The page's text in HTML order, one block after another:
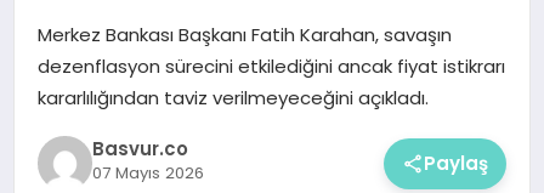
KRIPTO HABER
Merkez Bankası Başkanı Fatih Karahan, savaşın
dezenflasyon sürecini etkilediğini ancak fiyat istikrarı
kararlılığından taviz verilmeyeceğini açıkladı.
Basvur.co
07 Mayıs 2026 Paylaş